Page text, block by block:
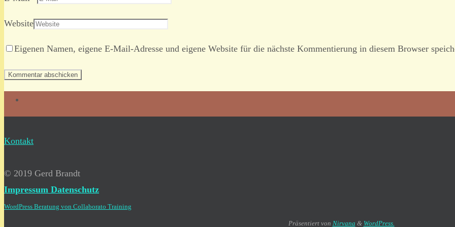
Website
Eigenen Namen, eigene E-Mail-Adresse und eigene Website für die nächste Kommentierung in diesem Browser
Kontakt
© 2019 Gerd Brandt
Impressum Datenschutz
WordPress Beratung von Collaborato Training
Präsentiert von Nirvana & WordPress.